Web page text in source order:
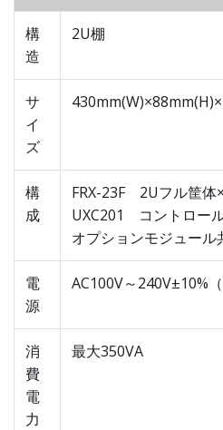
構
造
2U棚
サ
イ
ズ
構
成
FRX-23F 2Uフル筐体
UXC201 コントロー
オプションモジュール
電
源
AC100V～240V±10%
消
費
電
力
最大350VA